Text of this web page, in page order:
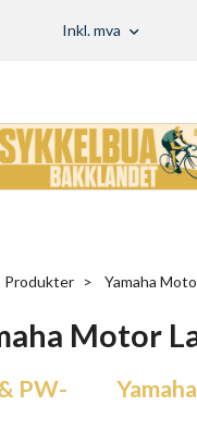
Inkl. mva
Produkter Yamaha
Motor
PW-